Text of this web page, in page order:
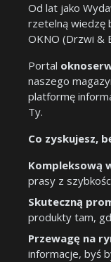
Od lat jako
rzetelną wiedzę
OKNO (Drzwi &
Portal
naszego
platformę
Ty.
Co zyskujesz,
Kompleksową
prasy z
Skuteczną
produkty tam,
Przewagę na
informacje, byś